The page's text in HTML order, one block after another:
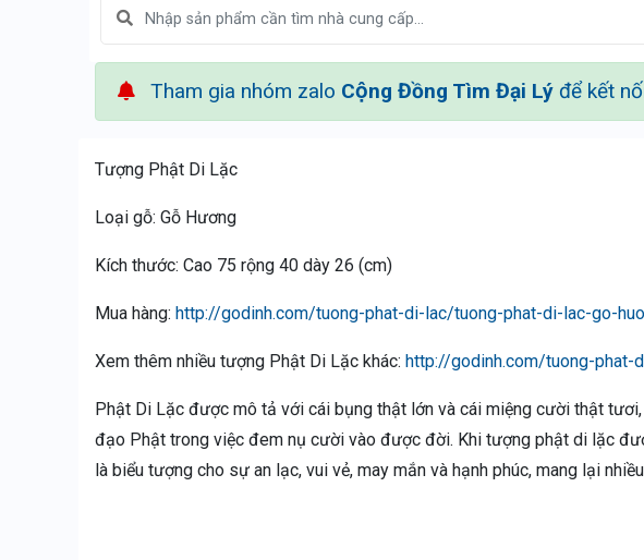
Tham gia nhóm zalo Cộng Đồng Tìm Đại Lý để kết
Tượng Phật Di Lặc
Loại gỗ: Gỗ Hương
Kích thước: Cao 75 rộng 40 dày 26 (cm)
Mua hàng: http://godinh.com/tuong-phat-di-lac/tuong-phat-di-lac-go-
Xem thêm nhiều tượng Phật Di Lặc khác: http://godinh.com/tuong-phat-
Phật Di Lặc được mô tả với cái bụng thật lớn và cái miệng cười thật
đạo Phật trong việc đem nụ cười vào được đời. Khi tượng phật di lặc
là biểu tượng cho sự an lạc, vui vẻ, may mắn và hạnh phúc, mang lại